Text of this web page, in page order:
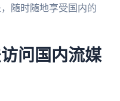
随时随地享受国内的
问国内流媒